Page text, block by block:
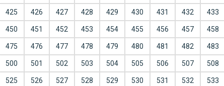
425 426 427 428 429 430 431 432 433
450 451 452 453 454 455 456 457 458
475 476 477 478 479 480 481 482 483
500 501 502 503 504 505 506 507 508
525 526 527 528 529 530 531 532 533